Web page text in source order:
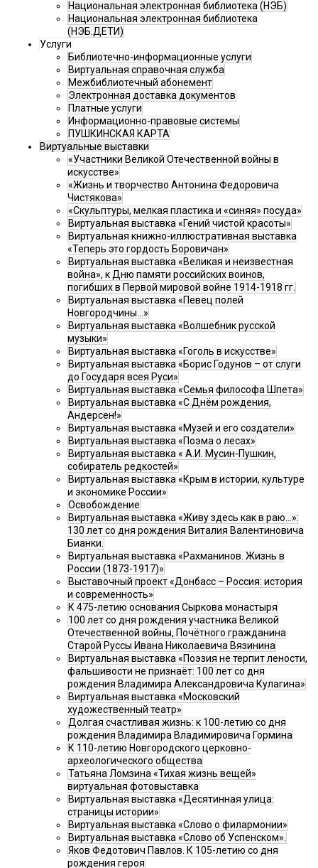
Национальная электронная библиотека (НЭБ)
Национальная электронная библиотека
(НЭБ.ДЕТИ)
Услуги
Библиотечно-информационные услуги
Виртуальная справочная служба
Межбиблиотечный абонемент
Электронная доставка документов
Платные услуги
Информационно-правовые системы
ПУШКИНСКАЯ КАРТА
Виртуальные выставки
«Участники Великой Отечественной войны в
искусстве»
«Жизнь и творчество Антонина Федоровича
Чистякова»
«Скульптуры, мелкая пластика и «синяя» посуда»
Виртуальная выставка «Гений чистой красоты»
Виртуальная книжно-иллюстративная выставка
«Теперь это гордость Боровичан»
Виртуальная выставка «Великая и неизвестная
война», к Дню памяти российских воинов,
погибших в Первой мировой войне 1914-1918 гг.
Виртуальная выставка «Певец полей
Новгородчины…»
Виртуальная выставка «Волшебник русской
музыки»
Виртуальная выставка «Гоголь в искусстве»
Виртуальная выставка «Борис Годунов – от слуги
до Государя всея Руси»
Виртуальная выставка «Семья философа Шпета»
Виртуальная выставка «С Днём рождения,
Андерсен!»
Виртуальная выставка «Музей и его создатели»
Виртуальная выставка «Поэма о лесах»
Виртуальная выставка « А.И. Мусин-Пушкин,
собиратель редкостей»
Виртуальная выставка «Крым в истории, культуре
и экономике России»
Освобождение
Виртуальная выставка «Живу здесь как в раю…»:
130 лет со дня рождения Виталия Валентиновича
Бианки.
Виртуальная выставка «Рахманинов. Жизнь в
России (1873-1917)»
Выставочный проект «Донбасс – Россия: история
и современность»
К 475-летию основания Сыркова монастыря
100 лет со дня рождения участника Великой
Отечественной войны, Почётного гражданина
Старой Руссы Ивана Николаевича Вязинина
Виртуальная выставка «Поэзия не терпит лености,
фальшивости не признаёт: 100 лет со дня
рождения Владимира Александровича Кулагина»
Виртуальная выставка «Московский
художественный театр»
Долгая счастливая жизнь: к 100-летию со дня
рождения Владимира Владимировича Гормина
К 110-летию Новгородского церковно-
археологического общества
Татьяна Ломзина «Тихая жизнь вещей»
виртуальная фотовыставка
Виртуальная выставка «Десятинная улица:
страницы истории»
Виртуальная выставка «Слово о филармонии»
Виртуальная выставка «Слово об Успенском».
Яков Федотович Павлов. К 105-летию со дня
рождения героя